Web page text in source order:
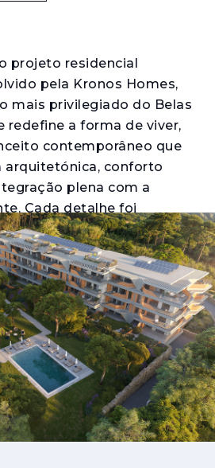
projeto residencial
pela Kronos Homes,
mais privilegiado do Belas
redefine a forma de viver,
contemporâneo que
arquitetónica, conforto
plena com a
Cada detalhe foi
uma experiência
onde sofisticação e
em perfeita
T2, T3 e T4, e áreas entre
destaca-se pela sua
desenvolvida pelo
UNStudio em parceria
Capinha Lopes
varandas e terraços